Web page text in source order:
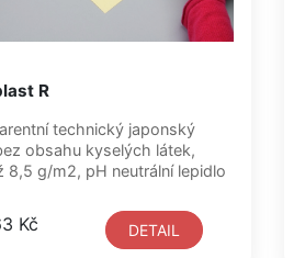
R
technický japonský
obsahu kyselých látek,
8,5 g/m2, pH neutrální lepidlo
Kč DETAIL